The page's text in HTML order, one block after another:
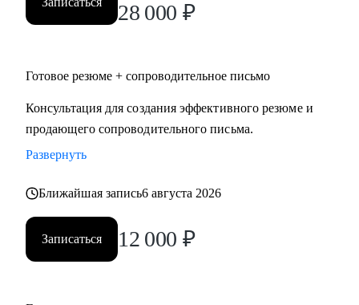
• продажи, HoReCa;28 000 ₽
Готовое резюме + сопроводительное письмо
Консультация для создания эффективного резюме и
продающего сопроводительного письма.
Развернуть
Ближайшая запись6 августа 2026
Записаться 12 000 ₽